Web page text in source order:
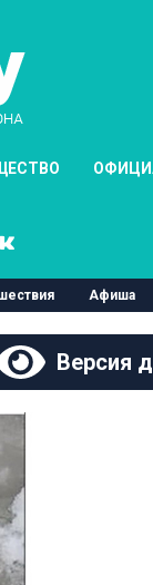
Афиша
Версия